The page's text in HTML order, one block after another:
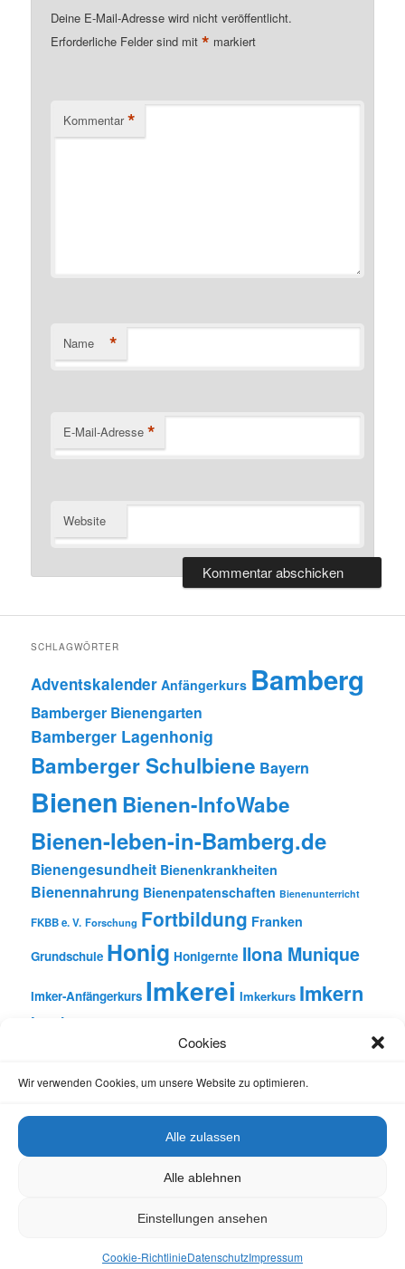
Cookies
Wir verwenden Cookies, um unsere Website zu optimieren.
Alle zulassen
Alle ablehnen
Einstellungen ansehen
Cookie-RichtlinieDatenschutzImpressum
Deine E-Mail-Adresse wird nicht veröffentlicht.
Erforderliche Felder sind mit* markiert
Kommentar *
Name *
E-Mail-Adresse *
Website
SCHLAGWÖRTER
Adventskalender Anfängerkurs Bamberg
Bamberger Bienengarten
Bamberger Lagenhonig
Bamberger Schulbiene Bayern
Bienen Bienen-InfoWabe
Bienen-leben-in-Bamberg.de
Bienengesundheit Bienenkrankheiten
Bienennahrung Bienenpatenschaften Bienenunterricht
FKBB e. V. Forschung Fortbildung Franken
Grundschule Honig Honigernte Ilona Munique
Imker-Anfängerkurs Imkerei Imkerkurs Imkern
Insekten
Natur Oberfranken
Unterricht
Vortrag Wachs
Datenschutz Stolz präsentiert von WordPress